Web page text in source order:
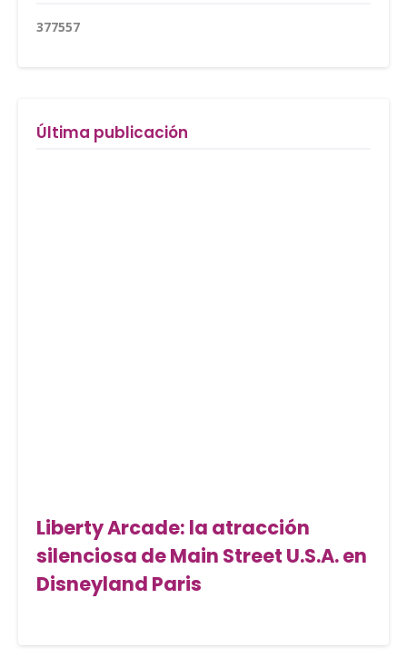
377557
Última publicación
Liberty Arcade: la atracción
silenciosa de Main Street U.S.A. en
Disneyland Paris